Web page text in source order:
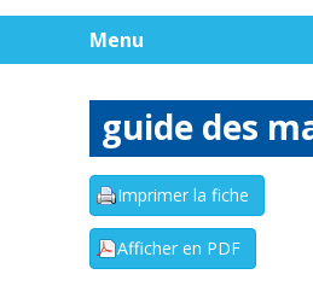
Menu
guide des